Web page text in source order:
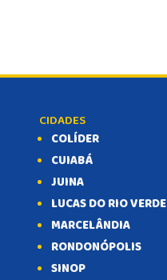
CIDADES
COLÍDER
CUIABÁ
JUINA
LUCAS DO RIO VERDE
MARCELÂNDIA
RONDONÓPOLIS
SINOP